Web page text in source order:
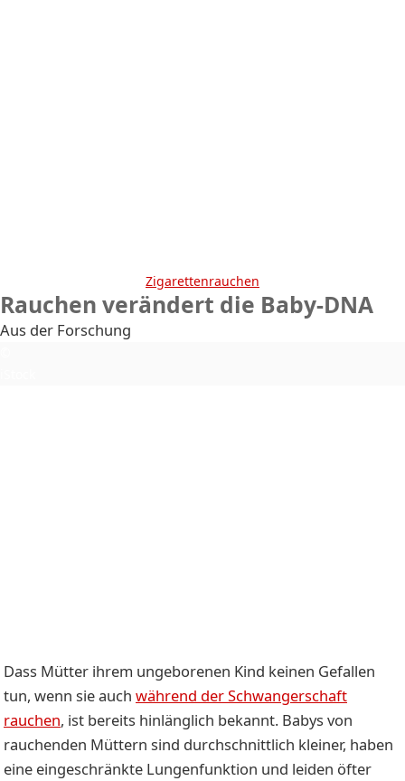
Zigarettenrauchen
Rauchen verändert die Baby-DNA
Aus der Forschung
Dass Mütter ihrem ungeborenen Kind keinen Gefallen
tun, wenn sie auch während der Schwangerschaft
rauchen, ist bereits hinlänglich bekannt. Babys von
rauchenden Müttern sind durchschnittlich kleiner, haben
eine eingeschränkte Lungenfunktion und leiden öfter